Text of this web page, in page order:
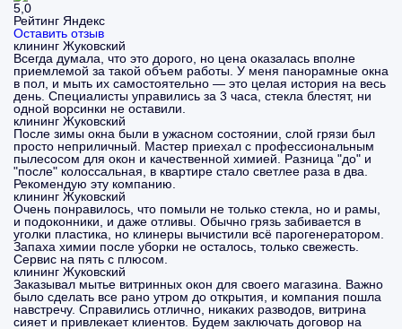
5,0
Рейтинг Яндекс
Оставить отзыв
клининг Жуковский
Всегда думала, что это дорого, но цена оказалась вполне
приемлемой за такой объем работы. У меня панорамные окна
в пол, и мыть их самостоятельно — это целая история на весь
день. Специалисты управились за 3 часа, стекла блестят, ни
одной ворсинки не оставили.
клининг Жуковский
После зимы окна были в ужасном состоянии, слой грязи был
просто неприличный. Мастер приехал с профессиональным
пылесосом для окон и качественной химией. Разница "до" и
"после" колоссальная, в квартире стало светлее раза в два.
Рекомендую эту компанию.
клининг Жуковский
Очень понравилось, что помыли не только стекла, но и рамы,
и подоконники, и даже отливы. Обычно грязь забивается в
уголки пластика, но клинеры вычистили всё парогенератором.
Запаха химии после уборки не осталось, только свежесть.
Сервис на пять с плюсом.
клининг Жуковский
Заказывал мытье витринных окон для своего магазина. Важно
было сделать все рано утром до открытия, и компания пошла
навстречу. Справились отлично, никаких разводов, витрина
сияет и привлекает клиентов. Будем заключать договор на